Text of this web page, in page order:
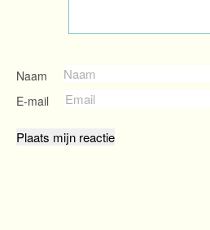
Naam
E-mail